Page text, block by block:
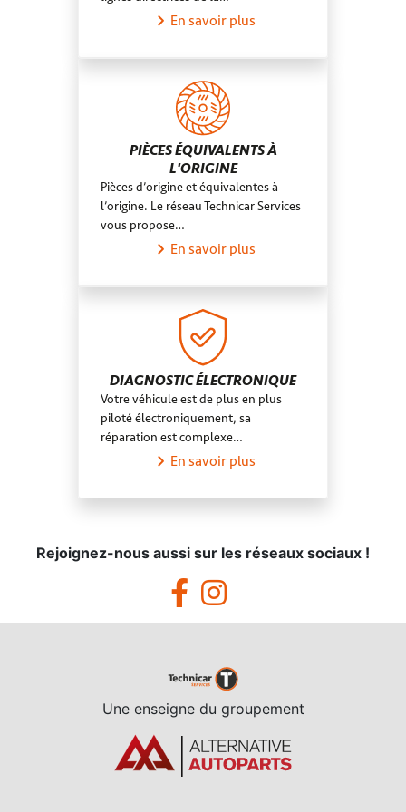
En savoir plus
PIÈCES ÉQUIVALENTS À
L'ORIGINE
Pièces d’origine et équivalentes à
l’origine. Le réseau Technicar Services
vous propose…
En savoir plus
DIAGNOSTIC ÉLECTRONIQUE
Votre véhicule est de plus en plus
piloté électroniquement, sa
réparation est complexe…
En savoir plus
Rejoignez-nous aussi sur les réseaux sociaux !
Une enseigne du groupement